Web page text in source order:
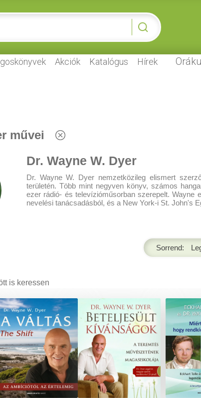
művei
Dr. Wayne W. Dyer
Dr. Wayne W. Dyer nemzetközileg elismert
területén. Több mint negyven könyv, számos
ezer rádió- és televízióműsorban szerepelt. Wayne
nevelési tanácsadásból, és a New York-i St. John's
Sorrend:
is keressen